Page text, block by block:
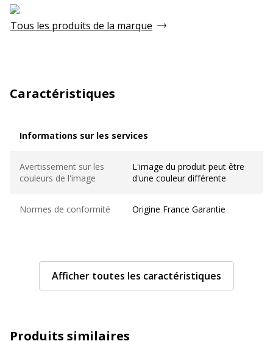
Tous les produits de la marque
Caractéristiques
Informations sur les services
Avertissement sur les
couleurs de l'image
L'image du produit peut être
d'une couleur différente
Normes de conformité Origine France Garantie
Caractéristiques
archivage
Fermeture élastique blanche
charge
Afficher toutes les caractéristiques
Produits similaires